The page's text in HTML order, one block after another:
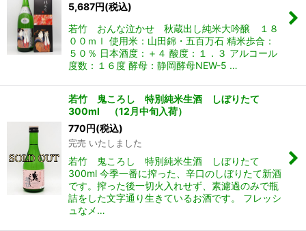
5,687円(税込)
若竹 おんな泣かせ 秋蔵出し純米大吟醸 １８
００ｍｌ 使用米：山田錦・五百万石 精米歩合：
５０％ 日本酒度：＋４ 酸度：１．３ アルコール
度数：１６度 酵母：静岡酵母NEW-5 …
若竹 鬼ころし 特別純米生酒 しぼりたて
300ml （12月中旬入荷）
770円(税込)
完売 いたしました
若竹 鬼ころし 特別純米生酒 しぼりたて
300ml 今季一番に搾った、辛口のしぼりたて新酒
です。搾った後一切火入れせず、素濾過のみで瓶
詰をした文字通り生きているお酒です。 フレッシ
ュなメ…